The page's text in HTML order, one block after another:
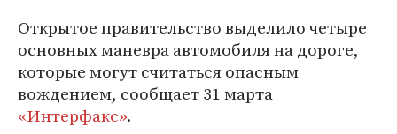
Открытое правительство выделило четыре
основных маневра автомобиля на дороге,
которые могут считаться опасным
вождением, сообщает 31 марта
«Интерфакс».